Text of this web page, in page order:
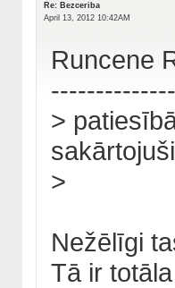
Re: Bezceriba
April 13, 2012 10:42AM
Runcene
>
>
Nežēlīgi
Tā ir